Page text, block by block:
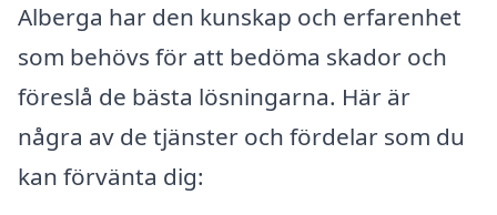
Alberga har den kunskap och erfarenhet
som behövs för att bedöma skador och
föreslå de bästa lösningarna. Här är
några av de tjänster och fördelar som du
kan förvänta dig: